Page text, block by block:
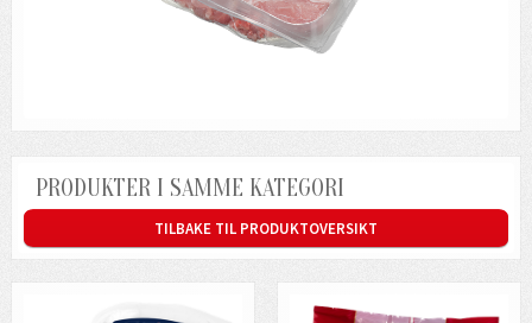
PRODUKTER I SAMME KATEGORI
TILBAKE TIL PRODUKTOVERSIKT